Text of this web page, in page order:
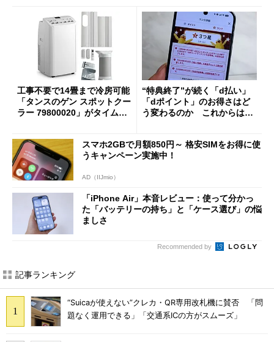
工事不要で14畳まで冷房可能
「タンスのゲン スポットクー
ラー 79800020」がタイムセ
“特典終了”が続く「d払い」
「dポイント」のお得さはど
う変わるのか これからは
スマホ2GBで月額850円～ 格安SIMをお得に使
うキャンペーン実施中！
AD（IIJmio）
「iPhone Air」本音レビュー：使って分かっ
た「バッテリーの持ち」と「ケース選び」の悩
ましさ
Recommended by
記事ランキング
“Suicaが使えない”クレカ・QR専用改札機に賛否 「問
題なく運用できる」「交通系ICの方がスムーズ」